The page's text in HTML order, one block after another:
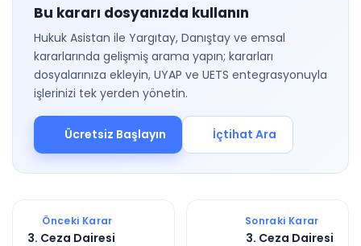
Bu kararı dosyanızda kullanın
Hukuk Asistan ile Yargıtay, Danıştay ve emsal
kararlarında gelişmiş arama yapın; kararları
dosyalarınıza ekleyin, UYAP ve UETS entegrasyonuyla
işlerinizi tek yerden yönetin.
Ücretsiz Başlayın İçtihat Ara
Önceki Karar
3. Ceza Dairesi
Sonraki Karar
3. Ceza Dairesi